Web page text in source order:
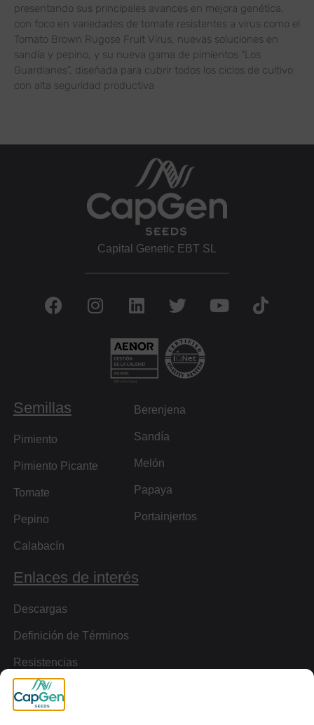
presentando sus principales avances en mejora genética,
con foco en variedades de tomate resistentes a virus como el
Tomato Brown Rugose Fruit Virus, nuevas soluciones en
sandía y pepino, y su nueva gama de pimientos “Los
Guardianes”, diseñada para cubrir todos los ciclos de cultivo
con alta seguridad productiva
Capital Genetic EBT SL
Semillas
Pimiento
Pimiento Picante
Tomate
Pepino
Calabacín
Berenjena
Sandía
Melón
Papaya
Portainjertos
Enlaces de interés
Descargas
Definición de Términos
Resistencias
Virtual Tour